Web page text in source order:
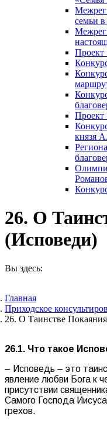
семьи
Проект
Проект
князя
26. О
(Исповеди)
Вы здесь:
Главная
Приходское
26. О Таинстве
26.1. Что такое
– Исповедь – это
явление любви Бога к
присутствии
Самого Господа
грехов.